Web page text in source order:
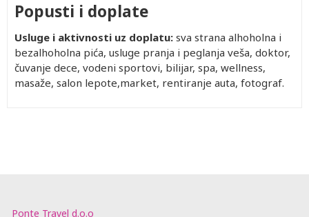
Popusti i doplate
Usluge i aktivnosti uz doplatu: sva strana alhoholna i
bezalhoholna pića, usluge pranja i peglanja veša, doktor,
čuvanje dece, vodeni sportovi, bilijar, spa, wellness,
masaže, salon lepote,market, rentiranje auta, fotograf.
Ponte Travel d.o.o